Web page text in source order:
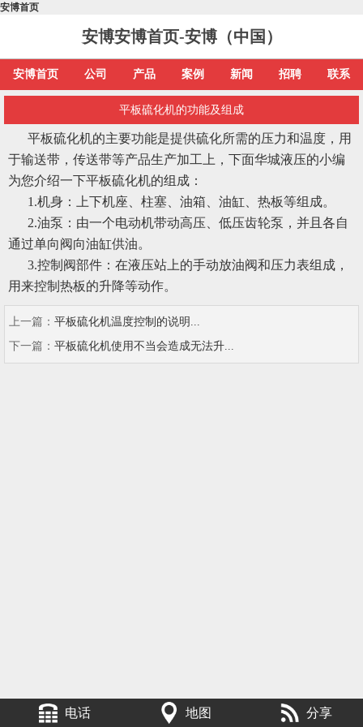
安博首页
安博安博首页-安博（中国）
安博首页 公司 产品 案例 新闻 招聘 联系
平板硫化机的功能及组成
平板硫化机的主要功能是提供硫化所需的压力和温度，用
于输送带，传送带等产品生产加工上，下面华城液压的小编
为您介绍一下平板硫化机的组成：
1.机身：上下机座、柱塞、油箱、油缸、热板等组成。
2.油泵：由一个电动机带动高压、低压齿轮泵，并且各自
通过单向阀向油缸供油。
3.控制阀部件：在液压站上的手动放油阀和压力表组成，
用来控制热板的升降等动作。
上一篇： 平板硫化机温度控制的说明...
下一篇： 平板硫化机使用不当会造成无法升...
电话 地图 分享